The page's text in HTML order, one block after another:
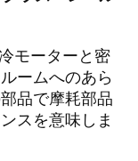
モーターと密
ームへのあら
品で摩耗部品
スを意味しま